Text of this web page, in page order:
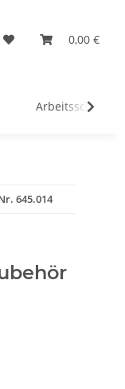
0,00 €
Arbeitsschutz &
645.014